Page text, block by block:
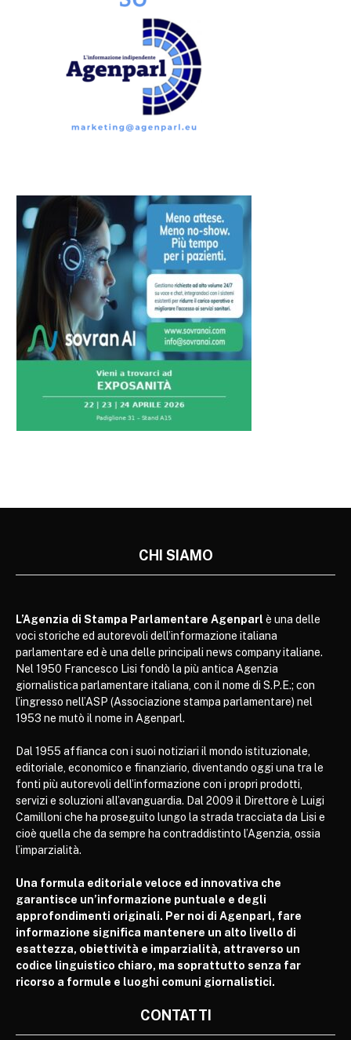
CHI SIAMO
L’Agenzia di Stampa Parlamentare Agenparl è una delle
voci storiche ed autorevoli dell’informazione italiana
parlamentare ed è una delle principali news company italiane.
Nel 1950 Francesco Lisi fondò la più antica Agenzia
giornalistica parlamentare italiana, con il nome di S.P.E.; con
l’ingresso nell’ASP (Associazione stampa parlamentare) nel
1953 ne mutò il nome in Agenparl.
Dal 1955 affianca con i suoi notiziari il mondo istituzionale,
editoriale, economico e finanziario, diventando oggi una tra le
fonti più autorevoli dell’informazione con i propri prodotti,
servizi e soluzioni all’avanguardia. Dal 2009 il Direttore è Luigi
Camilloni che ha proseguito lungo la strada tracciata da Lisi e
cioè quella che da sempre ha contraddistinto l’Agenzia, ossia
l’imparzialità.
Una formula editoriale veloce ed innovativa che
garantisce un’informazione puntuale e degli
approfondimenti originali. Per noi di Agenparl, fare
informazione significa mantenere un alto livello di
esattezza, obiettività e imparzialità, attraverso un
codice linguistico chiaro, ma soprattutto senza far
ricorso a formule e luoghi comuni giornalistici.
CONTATTI